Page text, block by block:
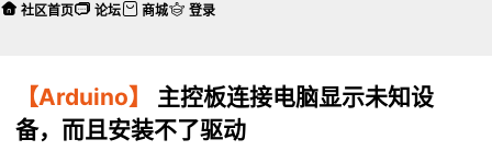
【Arduino】
主控板连接电脑显示未知设
备，而且安装不了驱动
社区首页 论坛 商城 登录